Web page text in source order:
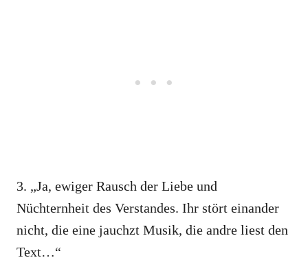
3. „Ja, ewiger Rausch der Liebe und
Nüchternheit des Verstandes. Ihr stört einander
nicht, die eine jauchzt Musik, die andre liest den
Text…“